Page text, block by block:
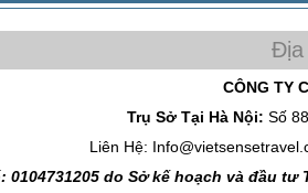
CÔNG TY
Trụ Sở Tại Hà Nội: Số
Liên Hệ:
do Sở kế hoạch và đầu tư